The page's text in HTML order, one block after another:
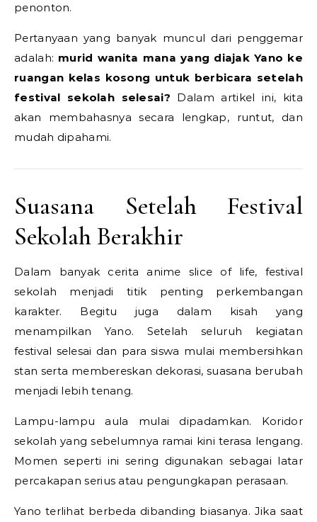
penonton.
Pertanyaan yang banyak muncul dari penggemar
adalah: murid wanita mana yang diajak Yano ke
ruangan kelas kosong untuk berbicara setelah
festival sekolah selesai? Dalam artikel ini, kita
akan membahasnya secara lengkap, runtut, dan
mudah dipahami.
Suasana Setelah Festival
Sekolah Berakhir
Dalam banyak cerita anime slice of life, festival
sekolah menjadi titik penting perkembangan
karakter. Begitu juga dalam kisah yang
menampilkan Yano. Setelah seluruh kegiatan
festival selesai dan para siswa mulai membersihkan
stan serta membereskan dekorasi, suasana berubah
menjadi lebih tenang.
Lampu-lampu aula mulai dipadamkan. Koridor
sekolah yang sebelumnya ramai kini terasa lengang.
Momen seperti ini sering digunakan sebagai latar
percakapan serius atau pengungkapan perasaan.
Yano terlihat berbeda dibanding biasanya. Jika saat